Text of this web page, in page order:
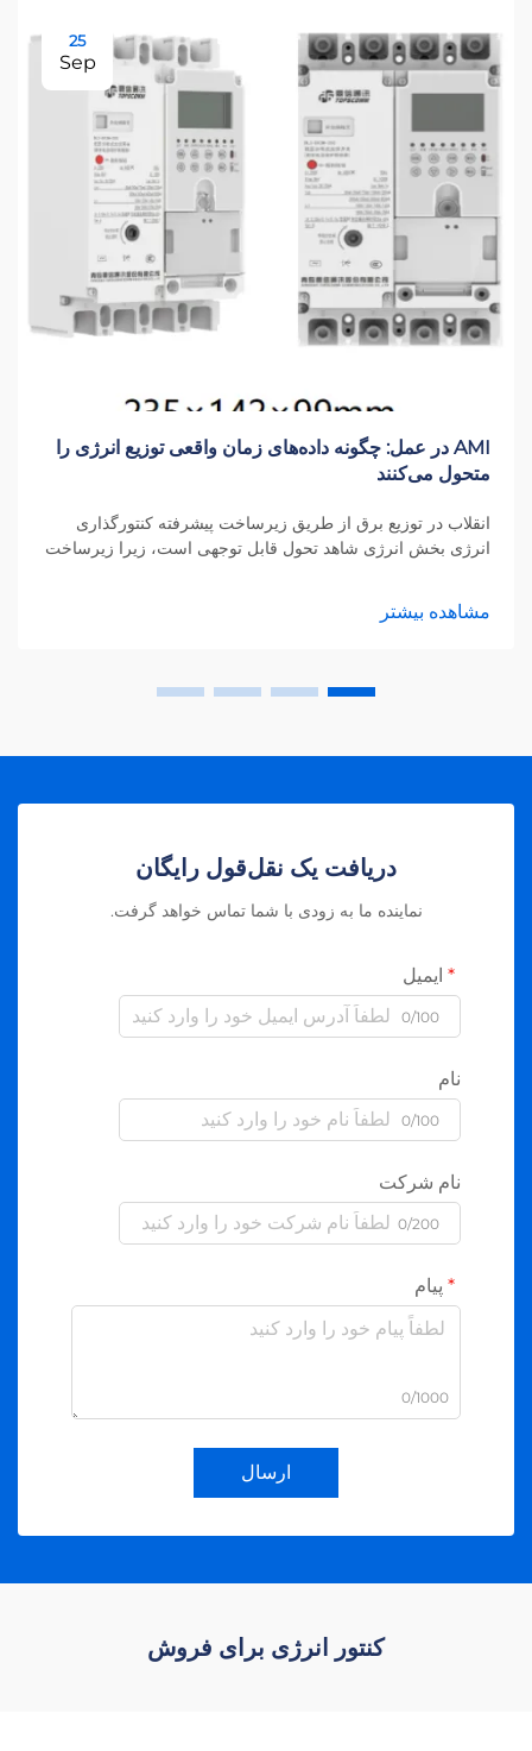
25
Sep
AMI در عمل: چگونه داده‌های زمان واقعی توزیع انرژی را
متحول می‌کنند
انقلاب در توزیع برق از طریق زیرساخت پیشرفته کنتورگذاری
انرژی بخش انرژی شاهد تحول قابل توجهی است، زیرا زیرساخت
دگرگون کرده است. این سیستم پیشرفته...
مشاهده بیشتر
دریافت یک نقل‌قول رایگان
نماینده ما به زودی با شما تماس خواهد گرفت.
ایمیل
0/100
نام
0/100
نام شرکت
0/200
پیام
0/1000
ارسال
کنتور انرژی برای فروش